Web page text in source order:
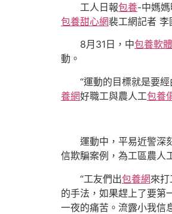
工人日報包養-中媽
包養甜心網裴工網記者
8月31日，中包養軟體
動。
“運動的目標就是要
養網好職工與農人工包養
運動中，平易近警深
信欺騙案例，為工區農人
“工友們出包養網來
的手法，如果趕上了要第
一夜的痛苦。流露小我信